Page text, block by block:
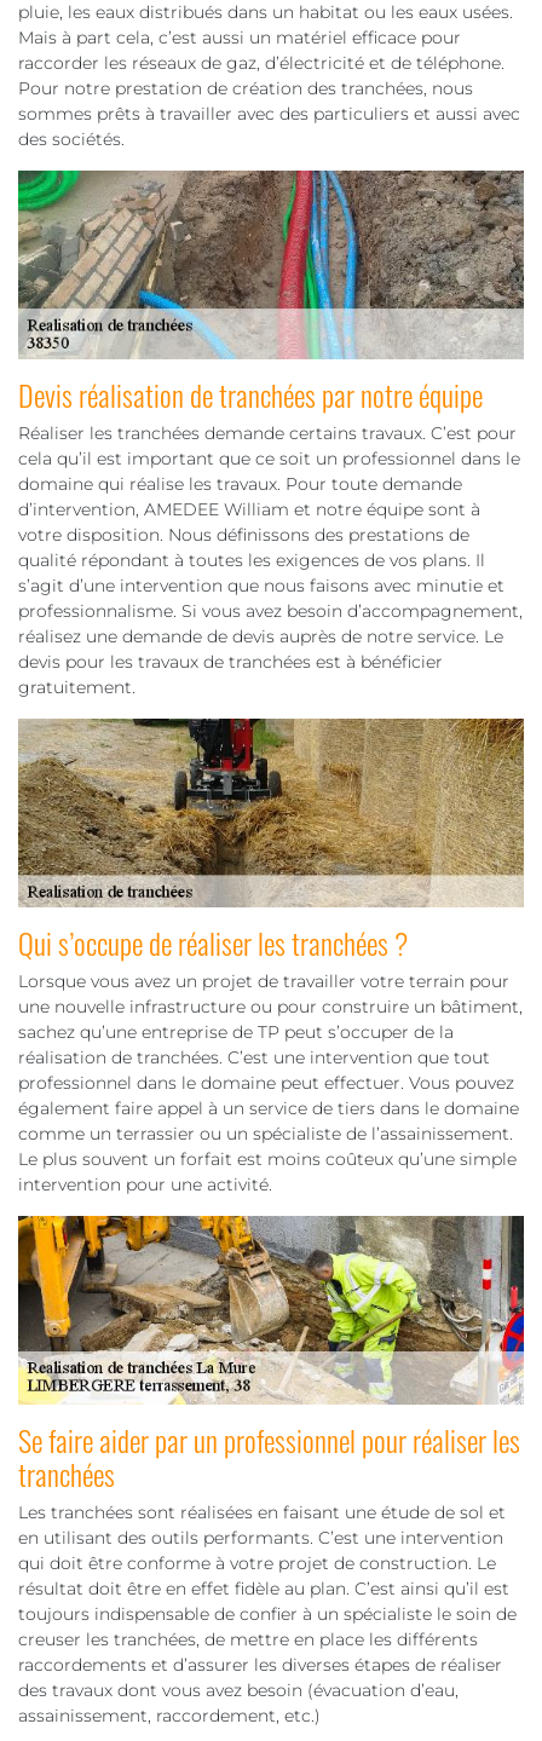
pluie, les eaux distribués dans un habitat ou les eaux usées.
Mais à part cela, c’est aussi un matériel efficace pour
raccorder les réseaux de gaz, d’électricité et de téléphone.
Pour notre prestation de création des tranchées, nous
sommes prêts à travailler avec des particuliers et aussi avec
des sociétés.
Devis réalisation de tranchées par notre équipe
Réaliser les tranchées demande certains travaux. C’est pour
cela qu’il est important que ce soit un professionnel dans le
domaine qui réalise les travaux. Pour toute demande
d’intervention, AMEDEE William et notre équipe sont à
votre disposition. Nous définissons des prestations de
qualité répondant à toutes les exigences de vos plans. Il
s’agit d’une intervention que nous faisons avec minutie et
professionnalisme. Si vous avez besoin d’accompagnement,
réalisez une demande de devis auprès de notre service. Le
devis pour les travaux de tranchées est à bénéficier
gratuitement.
Qui s’occupe de réaliser les tranchées ?
Lorsque vous avez un projet de travailler votre terrain pour
une nouvelle infrastructure ou pour construire un bâtiment,
sachez qu’une entreprise de TP peut s’occuper de la
réalisation de tranchées. C’est une intervention que tout
professionnel dans le domaine peut effectuer. Vous pouvez
également faire appel à un service de tiers dans le domaine
comme un terrassier ou un spécialiste de l’assainissement.
Le plus souvent un forfait est moins coûteux qu’une simple
intervention pour une activité.
Se faire aider par un professionnel pour réaliser les
tranchées
Les tranchées sont réalisées en faisant une étude de sol et
en utilisant des outils performants. C’est une intervention
qui doit être conforme à votre projet de construction. Le
résultat doit être en effet fidèle au plan. C’est ainsi qu’il est
toujours indispensable de confier à un spécialiste le soin de
creuser les tranchées, de mettre en place les différents
raccordements et d’assurer les diverses étapes de réaliser
des travaux dont vous avez besoin (évacuation d’eau,
assainissement, raccordement, etc.)